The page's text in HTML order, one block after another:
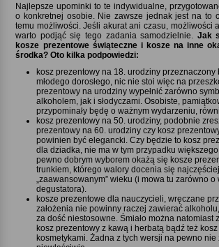
Najlepsze upominki to te indywidualne,
o konkretnej osobie. Nie zawsze jednak jest na to
temu możliwości. Jeśli akurat ani czasu, możliwości
warto podjąć się tego zadania samodzielnie. Jak
kosze prezentowe świąteczne i kosze na inne
środka? Oto kilka podpowiedzi:
kosz prezentowy na 18. urodziny
młodego dorosłego, nic nie stoi więc na
prezentowy na urodziny wypełnić zarówno
alkoholem, jak i słodyczami. Osobiste,
przypominały będę o ważnym wydarzeniu,
kosz prezentowy na 50. urodziny, podobnie
prezentowy na 60. urodziny czy kosz
powinien być elegancki. Czy będzie to kosz
dla dziadka, nie ma w tym przypadku
pewno dobrym wyborem okażą się kosze
trunkiem, którego walory docenia się
„zaawansowanym” wieku (i mowa tu zarówno
degustatora).
kosze prezentowe dla nauczycieli, wręczane
założenia nie powinny raczej zawierać
za dość niestosowne. Śmiało można natomiast
kosz prezentowy z kawą i herbatą bądź też
kosmetykami. Żadna z tych wersji na pewno